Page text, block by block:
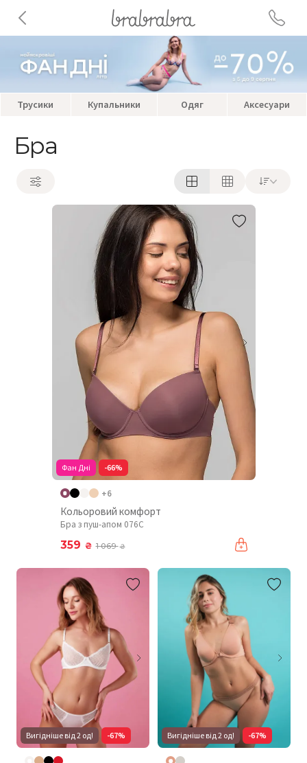
Трусики Купальники Одяг Аксесуари
Бра
Фан Дні -66%
+6
Кольоровий комфорт
Бра з пуш-апом 076C
359 ₴ 1 069₴
Вигідніше від 2 од! -67% Вигідніше від 2 од! -67%